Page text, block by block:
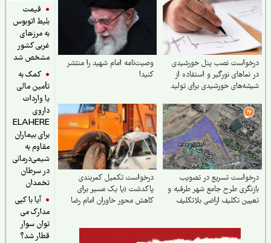
قیمت
بلیط اتوبوس
به مرزهای
غربی کشور
مشخص شد
کمک به
تأمین مالی
یا واردات
داروی
ELAHERE
برای بیماران
مقاوم به
شیمی‌درمانی
در سرطان
تخمدان
آیا با کپی
مدارک می
توان سوار
قطار شد؟
نصب پنل خورشیدی
نورگیر و استفاده از
خورشیدی برای تولید
وصیت‌نامه امام شهید را منتشر
تسریع در تصویب
طرح جامع شهر طرقبه و
تکلیف اراضی بلاتکلیف
درخواست تکمیل کمربندی
پاکدشت (یا یک مسیر برای
کاهش محور خاوران امام رضا